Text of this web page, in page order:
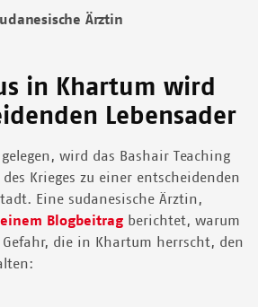
Ärztin
in Khartum wird
Lebensader
wird das Bashair Teaching
Krieges zu einer entscheidenden
Eine sudanesische Ärztin,
Blogbeitrag berichtet, warum
die in Khartum herrscht, den